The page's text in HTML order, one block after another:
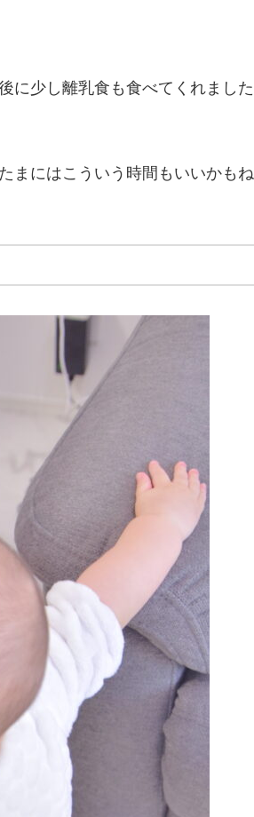
に少し離乳食も食べてくれました
たまにはこういう時間もいいかもね